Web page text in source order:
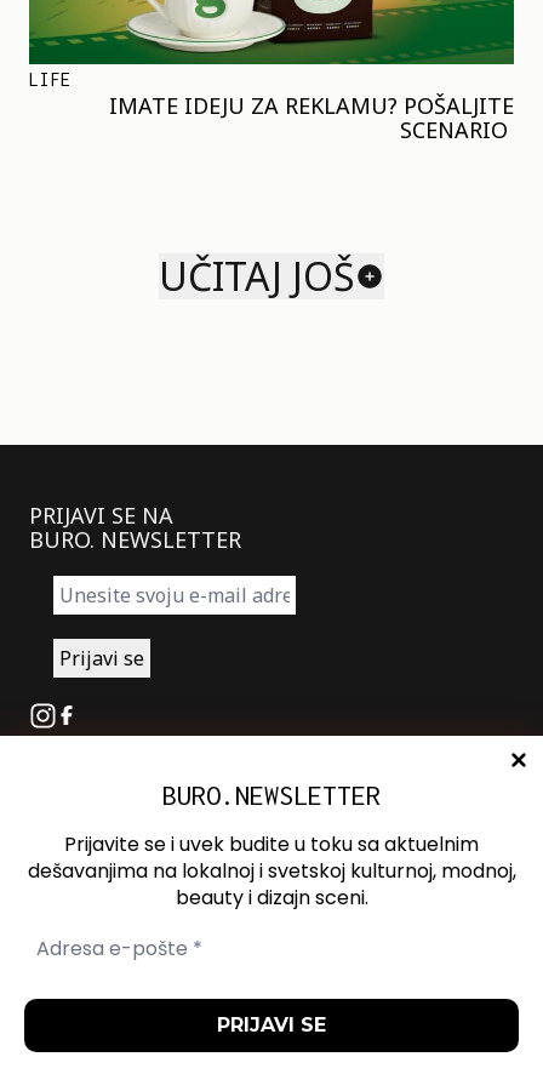
LIFE
IMATE IDEJU ZA REKLAMU? POŠALJITE
SCENARIO
UČITAJ JOŠ
PRIJAVI SE NA
BURO. NEWSLETTER
Instagram
Facebook
Oglašavanje
Kontakt
Spotify
BURO.NEWSLETTER
Prijavite se i uvek budite u toku sa aktuelnim
dešavanjima na lokalnoj i svetskoj kulturnoj, modnoj,
beauty i dizajn sceni.